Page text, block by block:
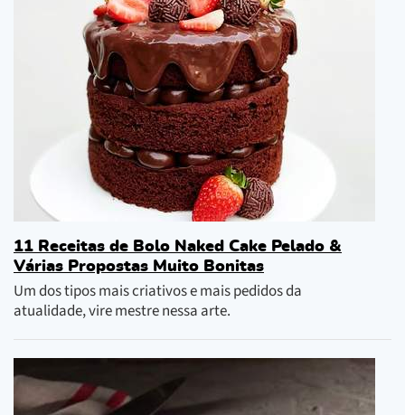
11 Receitas de Bolo Naked Cake Pelado &
Várias Propostas Muito Bonitas
Um dos tipos mais criativos e mais pedidos da
atualidade, vire mestre nessa arte.